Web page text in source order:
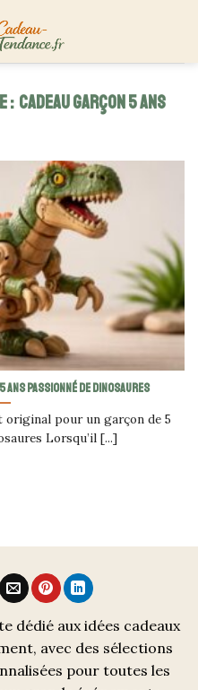
CADEAU GARÇON 5 ANS
passionné de dinosaures
original pour un garçon de 5
Lorsqu’il [...]
dédié aux idées cadeaux
avec des sélections
pour toutes les